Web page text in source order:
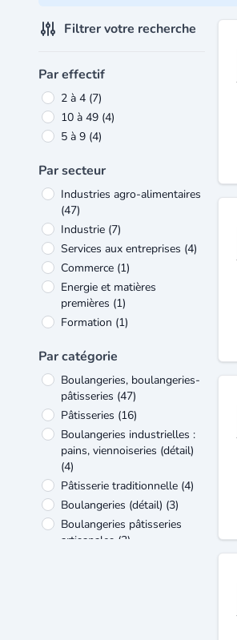
Filtrer votre recherche
Par effectif
2 à 4 (7)
10 à 49 (4)
5 à 9 (4)
Par secteur
Industries agro-alimentaires
(47)
Industrie (7)
Services aux entreprises (4)
Commerce (1)
Energie et matières
premières (1)
Formation (1)
Par catégorie
Boulangeries, boulangeries-
pâtisseries (47)
Pâtisseries (16)
Boulangeries industrielles :
pains, viennoiseries (détail)
(4)
Pâtisserie traditionnelle (4)
Boulangeries (détail) (3)
Boulangeries pâtisseries
artisanales (3)